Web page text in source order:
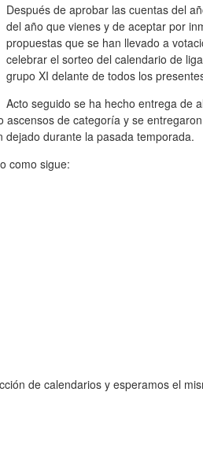
Después de aprobar las cuentas del
del año que vienes y de aceptar por
propuestas que se han llevado a
celebrar el sorteo del calendario de
grupo XI delante de todos los
Acto seguido se ha hecho entrega de
de categoría y se
durante la pasada temporada.
como sigue:
de calendarios y esperamos el